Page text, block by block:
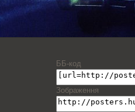
ББ-код
Зображення